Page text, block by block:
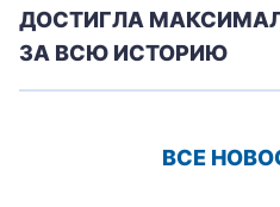
ДОСТИГЛА
ЗА ВСЮ ИСТОРИЮ
ВСЕ